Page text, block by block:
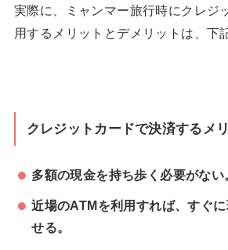
実際に、ミャンマー旅行時にクレジ
用するメリットとデメリットは、下
クレジットカードで決済するメ
多額の現金を持ち歩く必要がない
近場のATMを利用すれば、すぐ
せる。